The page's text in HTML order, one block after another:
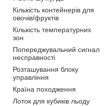
Кількість контейнерів для
овочів/фруктів
Кількість температурних
зон
Попереджувальний сигнал
несправності
Розташування блоку
управління
Країна походження
Лоток для кубиків льоду